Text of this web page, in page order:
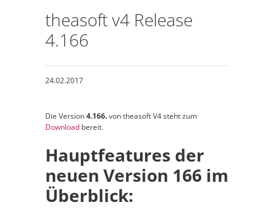
theasoft v4 Release
4.166
24.02.2017
Die Version4.166.von theasoft V4 steht zum
Download bereit.
Hauptfeatures der
neuen Version 166 im
Überblick: